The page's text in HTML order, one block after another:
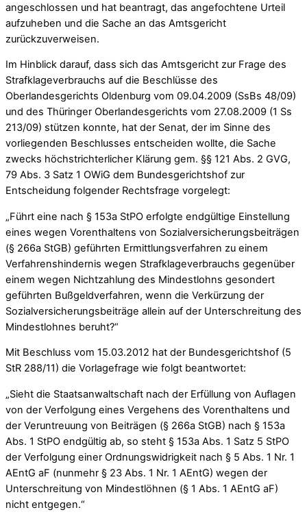
angeschlossen und hat beantragt, das angefochtene Urteil
aufzuheben und die Sache an das Amtsgericht
zurückzuverweisen.
Im Hinblick darauf, dass sich das Amtsgericht zur Frage des
Strafklageverbrauchs auf die Beschlüsse des
Oberlandesgerichts Oldenburg vom 09.04.2009 (SsBs 48/09)
und des Thüringer Oberlandesgerichts vom 27.08.2009 (1 Ss
213/09) stützen konnte, hat der Senat, der im Sinne des
vorliegenden Beschlusses entscheiden wollte, die Sache
zwecks höchstrichterlicher Klärung gem. §§ 121 Abs. 2 GVG,
79 Abs. 3 Satz 1 OWiG dem Bundesgerichtshof zur
Entscheidung folgender Rechtsfrage vorgelegt:
„Führt eine nach § 153a StPO erfolgte endgültige Einstellung
eines wegen Vorenthaltens von Sozialversicherungsbeiträgen
(§ 266a StGB) geführten Ermittlungsverfahren zu einem
Verfahrenshindernis wegen Strafklageverbrauchs gegenüber
einem wegen Nichtzahlung des Mindestlohns gesondert
geführten Bußgeldverfahren, wenn die Verkürzung der
Sozialversicherungsbeiträge allein auf der Unterschreitung des
Mindestlohnes beruht?“
Mit Beschluss vom 15.03.2012 hat der Bundesgerichtshof (5
StR 288/11) die Vorlagefrage wie folgt beantwortet:
„Sieht die Staatsanwaltschaft nach der Erfüllung von Auflagen
von der Verfolgung eines Vergehens des Vorenthaltens und
der Veruntreuung von Beiträgen (§ 266a StGB) nach § 153a
Abs. 1 StPO endgültig ab, so steht § 153a Abs. 1 Satz 5 StPO
der Verfolgung einer Ordnungswidrigkeit nach § 5 Abs. 1 Nr. 1
AEntG aF (nunmehr § 23 Abs. 1 Nr. 1 AEntG) wegen der
Unterschreitung von Mindestlöhnen (§ 1 Abs. 1 AEntG aF)
nicht entgegen.“